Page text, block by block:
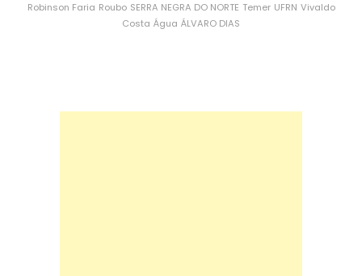
Robinson Faria Roubo SERRA NEGRA DO NORTE Temer UFRN Vivaldo
Costa Água ÁLVARO DIAS